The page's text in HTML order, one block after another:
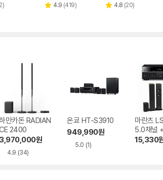
)
별 4.9 리
(419)
별 4.8 리
(20)
만카돈 RADIAN
2400
3,970,000원
4.9 (34)
온쿄 HT-S3910
949,990원
5.0 (1)
마란츠
5.0채널
AV리시버
15,330